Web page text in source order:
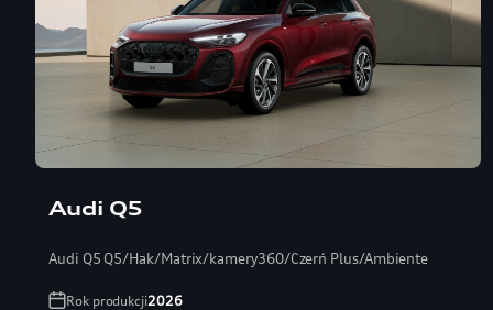
Audi Q5
Audi Q5 Q5/Hak/Matrix/kamery360/Czerń Plus/Ambiente
Rok produkcji2026